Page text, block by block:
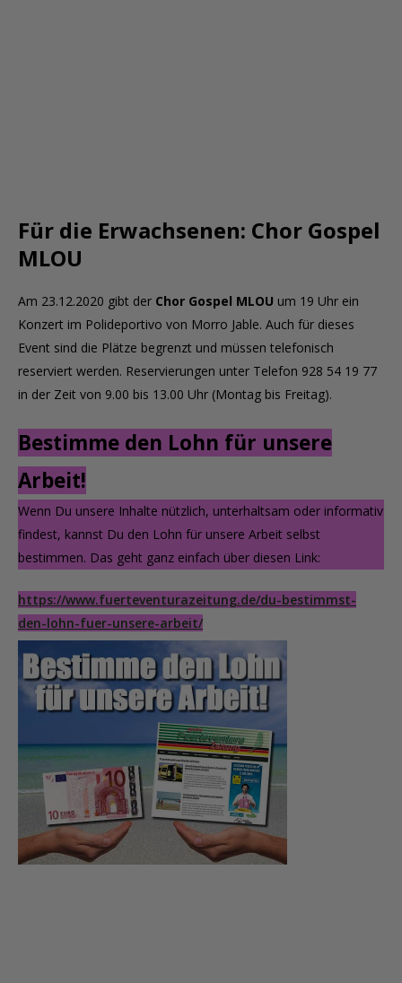
Für die Erwachsenen: Chor Gospel
MLOU
Am 23.12.2020 gibt der Chor Gospel MLOU um 19 Uhr ein
Konzert im Polideportivo von Morro Jable. Auch für dieses
Event sind die Plätze begrenzt und müssen telefonisch
reserviert werden. Reservierungen unter Telefon 928 54 19 77
in der Zeit von 9.00 bis 13.00 Uhr (Montag bis Freitag).
Bestimme den Lohn für unsere
Arbeit!
Wenn Du unsere Inhalte nützlich, unterhaltsam oder informativ
findest, kannst Du den Lohn für unsere Arbeit selbst
bestimmen. Das geht ganz einfach über diesen Link:
https://www.fuerteventurazeitung.de/du-bestimmst-
den-lohn-fuer-unsere-arbeit/